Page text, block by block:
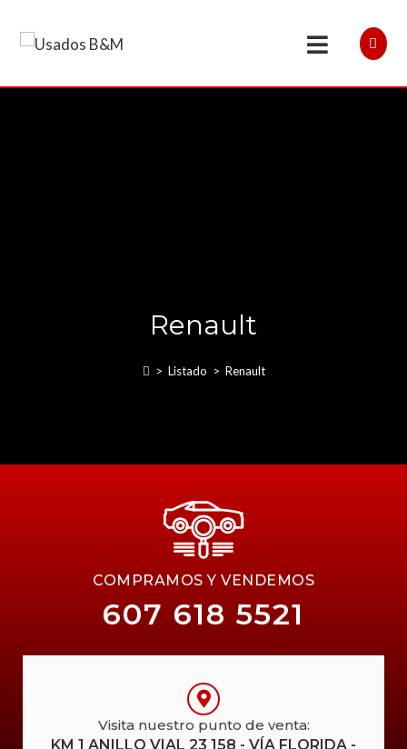
Renault
> Listado > Renault
COMPRAMOS Y VENDEMOS
607 618 5521
Visita nuestro punto de venta:
KM 1 ANILLO VIAL 23 158 - VÍA FLORIDA -